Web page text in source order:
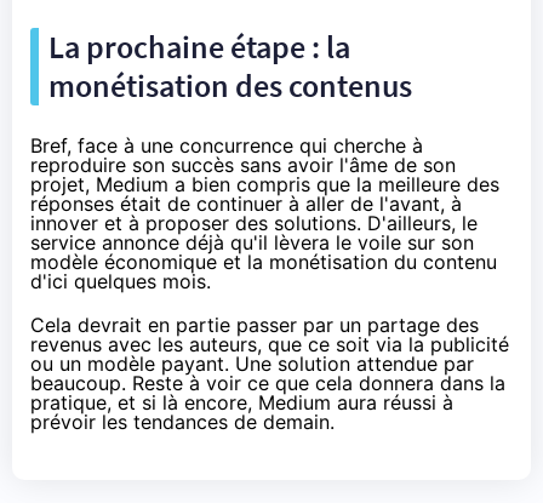
La prochaine étape : la
monétisation des contenus
Bref, face à une concurrence qui cherche à
reproduire son succès sans avoir l'âme de son
projet, Medium a bien compris que la meilleure des
réponses était de continuer à aller de l'avant, à
innover et à proposer des solutions. D'ailleurs, le
service annoncedéjà qu'il lèvera le voile sur son
modèle économique et la monétisation du contenu
d'ici quelques mois.
Cela devrait en partie passer par un partage des
revenus avec les auteurs, que ce soit via la publicité
ou un modèle payant. Une solution attendue par
beaucoup. Reste à voir ce que cela donnera dans la
pratique, et si là encore, Medium aura réussi à
prévoir les tendances de demain.